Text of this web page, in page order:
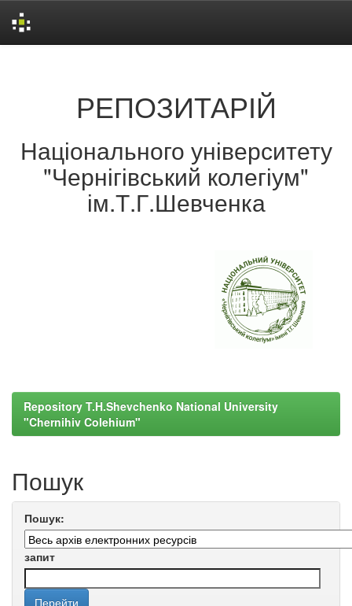
РЕПОЗИТАРІЙ
Національного університету
"Чернігівський колегіум"
ім.Т.Г.Шевченка
Repository T.H.Shevchenko National University
"Chernihiv Colehium"
Пошук
Пошук:
запит